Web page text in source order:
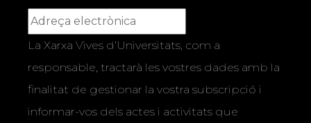
La Xarxa Vives d’Universitats, com a
responsable, tractarà les vostres dades amb la
finalitat de gestionar la vostra subscripció i
informar-vos dels actes i activitats que